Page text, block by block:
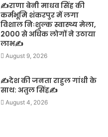
✍️राणा बेनी माधव सिंह की
कर्मभूमि शंकरपुर में लगा
विशाल निःशुल्क स्वास्थ्य मेला,
2000 से अधिक लोगों ने उठाया
लाभ✍️
August 9, 2026
✍️देश की जनता राहुल गांधी के
साथ: अतुल सिंह✍️
August 4, 2026